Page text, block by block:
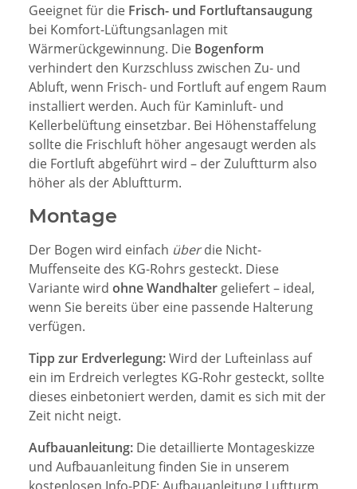
Geeignet für die Frisch- und Fortluftansaugung
bei Komfort-Lüftungsanlagen mit
Wärmerückgewinnung. Die Bogenform
verhindert den Kurzschluss zwischen Zu- und
Abluft, wenn Frisch- und Fortluft auf engem Raum
installiert werden. Auch für Kaminluft- und
Kellerbelüftung einsetzbar. Bei Höhenstaffelung
sollte die Frischluft höher angesaugt werden als
die Fortluft abgeführt wird – der Zuluftturm also
höher als der Abluftturm.
Montage
Der Bogen wird einfach überdie Nicht-
Muffenseite des KG-Rohrs gesteckt. Diese
Variante wird ohne Wandhalter geliefert – ideal,
wenn Sie bereits über eine passende Halterung
verfügen.
Tipp zur Erdverlegung:Wird der Lufteinlass auf
ein im Erdreich verlegtes KG-Rohr gesteckt, sollte
dieses einbetoniert werden, damit es sich mit der
Zeit nicht neigt.
Aufbauanleitung: Die detaillierte Montageskizze
und Aufbauanleitung finden Sie in unserem
kostenlosen Info-PDF: Aufbauanleitung Luftturm